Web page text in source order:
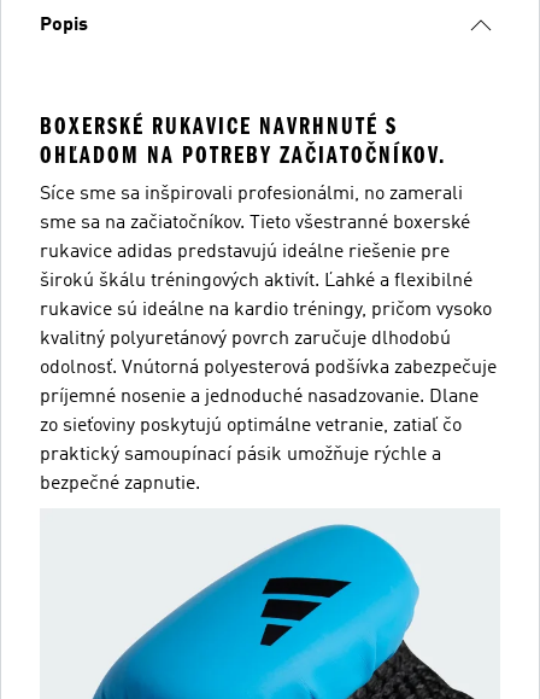
Popis
BOXERSKÉ RUKAVICE NAVRHNUTÉ S
OHĽADOM NA POTREBY ZAČIATOČNÍKOV.
Síce sme sa inšpirovali profesionálmi, no zamerali
sme sa na začiatočníkov. Tieto všestranné boxerské
rukavice adidas predstavujú ideálne riešenie pre
širokú škálu tréningových aktivít. Ľahké a flexibilné
rukavice sú ideálne na kardio tréningy, pričom vysoko
kvalitný polyuretánový povrch zaručuje dlhodobú
odolnosť. Vnútorná polyesterová podšívka zabezpečuje
príjemné nosenie a jednoduché nasadzovanie. Dlane
zo sieťoviny poskytujú optimálne vetranie, zatiaľ čo
praktický samoupínací pásik umožňuje rýchle a
bezpečné zapnutie.